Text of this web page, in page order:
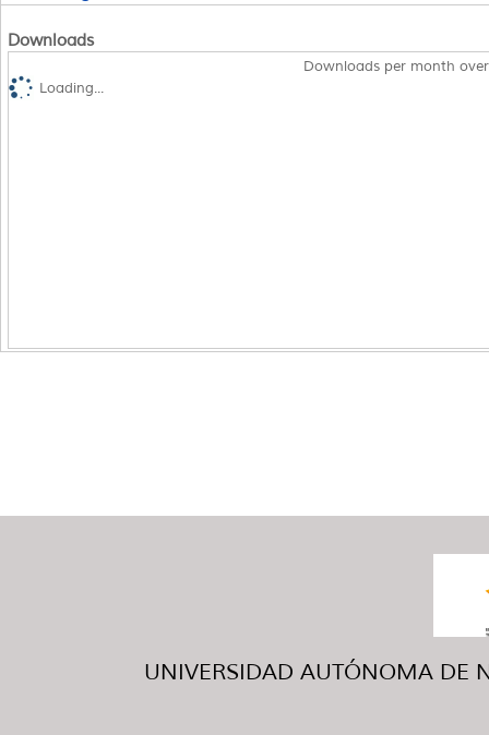
Downloads
Downloads per month
Loading...
UNIVERSIDAD AUTÓNOMA DE